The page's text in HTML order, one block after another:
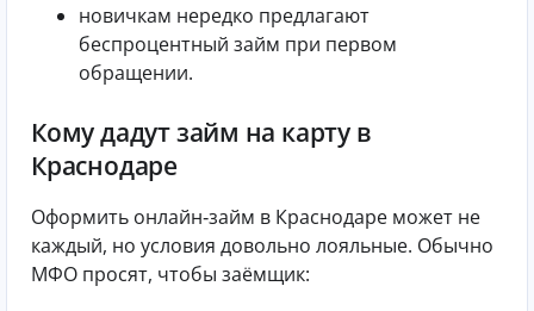
новичкам нередко предлагают
беспроцентный займ при первом
обращении.
Кому дадут займ на карту в
Краснодаре
Оформить онлайн‑займ в Краснодаре может не
каждый, но условия довольно лояльные. Обычно
МФО просят, чтобы заёмщик: